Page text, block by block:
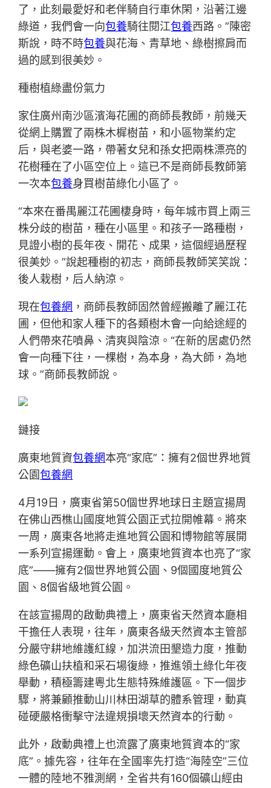
了，此刻最愛好和老伴騎自行車休閑，沿著江邊
綠道，我們會一向包養騎往閱江包養西路。”陳密
斯說，時不時包養與花海、青草地、綠樹擦肩而
過的感到很美妙。
種樹植綠盡份氣力
家住廣州南沙區濱海花圃的商師長教師，前幾天
從網上購置了兩株木樨樹苗，和小區物業約定
后，與老婆一路，帶著女兒和孫女把兩株漂亮的
花樹種在了小區空位上。這已不是商師長教師第
一次本包養身買樹苗綠化小區了。
“本來在番禺麗江花圃棲身時，每年城市買上兩三
株分歧的樹苗，種在小區里。和孩子一路種樹，
見證小樹的長年夜、開花、成果，這個經過歷程
很美妙。”說起種樹的初志，商師長教師笑笑說：
後人栽樹，后人納涼。
現在包養網 ，商師長教師固然曾經搬離了麗江花
圃，但他和家人種下的各類樹木會一向給途經的
人們帶來花噴鼻、清爽與陰涼。“在新的居處仍然
會一向種下往，一棵樹，為本身，為大師，為地
球。”商師長教師說。
鏈接
廣東地質資包養網本亮“家底”：擁有2個世界地質
公園包養網
4月19日，廣東省第50個世界地球日主題宣揚周
在佛山西樵山國度地質公園正式拉開帷幕。將來
一周，廣東各地將走進地質公園和博物館等展開
一系列宣揚運動。會上，廣東地質資本也亮了“家
底”——擁有2個世界地質公園、9個國度地質公
園、8個省級地質公園。
在該宣揚周的啟動典禮上，廣東省天然資本廳相
干擔任人表現，往年，廣東各級天然資本主管部
分嚴守耕地維護紅線，加洪流田墾造力度，推動
綠色礦山扶植和采石場復綠，推進領土綠化年夜
舉動，積極籌建粵北生態特殊維護區。下一個步
驟，將兼顧推動山川林田湖草的體系管理，動真
碰硬嚴格衝擊守法違規損壞天然資本的行動。
此外，啟動典禮上也流露了廣東地質資本的“家
底”。據先容，往年在全國率先打造“海陸空”三位
一體的陸地不雅測網，全省共有160個礦山經由